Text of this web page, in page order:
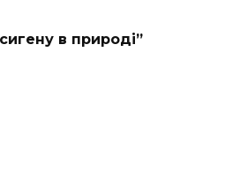
в природі”